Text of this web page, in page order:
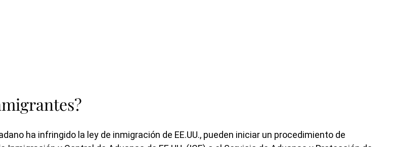
ha infringido la ley de inmigración de EE.UU., pueden iniciar un procedimiento de